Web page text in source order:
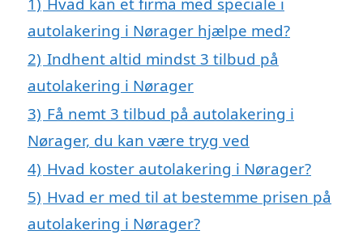
autolakering i Nørager hjælpe med?
2) Indhent altid mindst 3 tilbud på
autolakering i Nørager
3) Få nemt 3 tilbud på autolakering i
Nørager, du kan være tryg ved
4) Hvad koster autolakering i Nørager?
5) Hvad er med til at bestemme prisen på
autolakering i Nørager?